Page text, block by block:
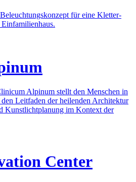
für eine Kletter-
Alpinum stellt den Menschen in
Leitfaden der heilenden Architektur
Kunstlichtplanung im Kontext der
Center